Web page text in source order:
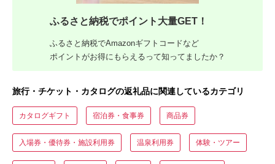
ふるさと納税でポイント大量GET！
ふるさと納税でAmazonギフトコードなど
ポイントがお得にもらえるって知ってましたか？
旅行・チケット・カタログの返礼品に関連しているカテゴリ
カタログギフト 宿泊券・食事券 商品券
入場券・優待券・施設利用券 温泉利用券 体験・ツアー